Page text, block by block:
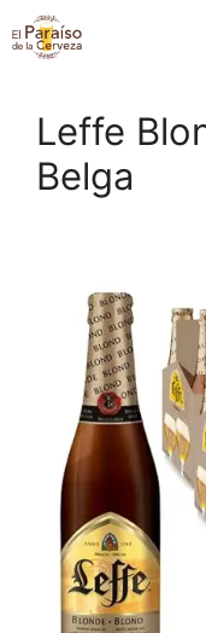
Saltar
al
Leffe
Belga